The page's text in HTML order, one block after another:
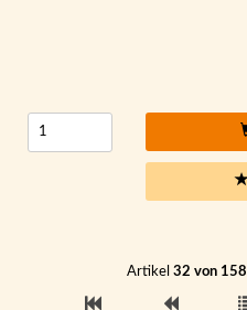
Artikel 32 von 158